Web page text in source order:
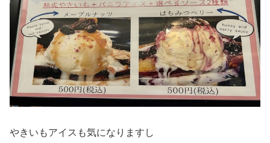
やきいもアイスも気になりますし